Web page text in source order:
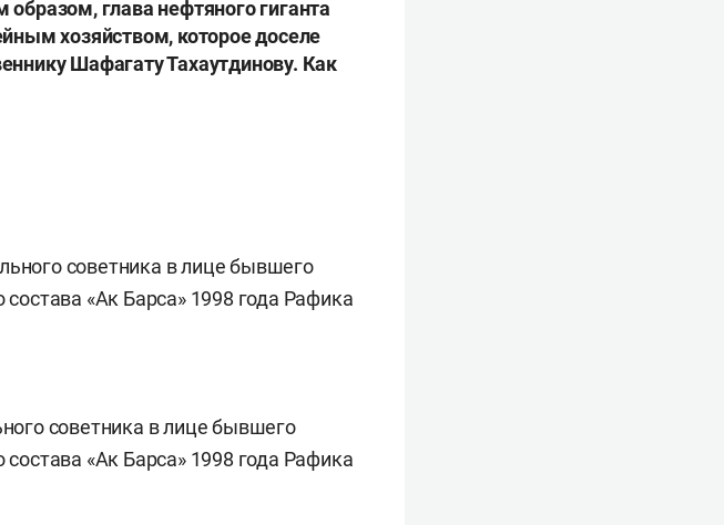
глава нефтяного гиганта
хозяйством, которое доселе
Шафагату Тахаутдинову. Как
советника в лице бывшего
«Ак Барса» 1998 года Рафика